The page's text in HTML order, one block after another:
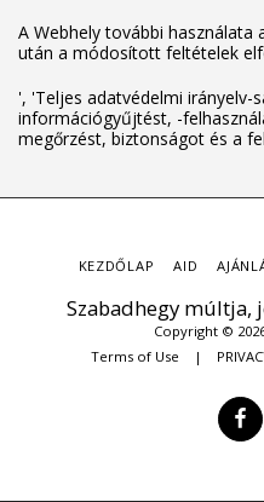
A Webhely további
után a módosított feltételek
', 'Teljes adatvédelmi irányelv-
információgyűjtést, -
megőrzést, biztonságot és a
Szabadhegy múltja,
Copyright ©
Terms of Use |
KEZDŐLAP AID